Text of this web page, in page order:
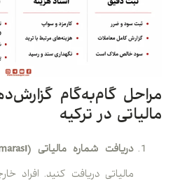
گام‌به‌گام گزارش‌دهی
در ترکیه
دریافت شماره مالیاتی (Vergi Numarası):
مالیاتی دریافت کنید. افراد خارجی